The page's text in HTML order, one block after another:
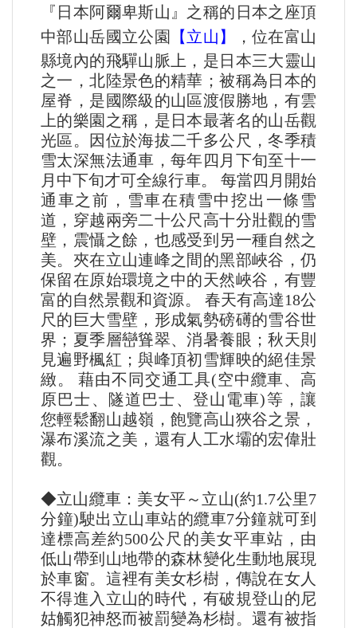
『日本阿爾卑斯山』之稱的日本之座頂
中部山岳國立公園
【立山】
，位在富山
縣境內的飛驒山脈上，是日本三大靈山
之一，北陸景色的精華；被稱為日本的
屋脊，是國際級的山區渡假勝地，有雲
上的樂園之稱，是日本最著名的山岳觀
光區。因位於海拔二千多公尺，冬季積
雪太深無法通車，每年四月下旬至十一
月中下旬才可全線行車。 每當四月開始
通車之前，雪車在積雪中挖出一條雪
道，穿越兩旁二十公尺高十分壯觀的雪
壁，震懾之餘，也感受到另一種自然之
美。夾在立山連峰之間的黑部峽谷，仍
保留在原始環境之中的天然峽谷，有豐
富的自然景觀和資源。 春天有高達18公
尺的巨大雪壁，形成氣勢磅礡的雪谷世
界；夏季層巒聳翠、消暑養眼；秋天則
見遍野楓紅；與峰頂初雪輝映的絕佳景
緻。 藉由不同交通工具(空中纜車、高
原巴士、隧道巴士、登山電車)等，讓
您輕鬆翻山越嶺，飽覽高山狹谷之景，
瀑布溪流之美，還有人工水壩的宏偉壯
觀。
◆立山纜車：美女平～立山(約1.7公里7
分鐘)駛出立山車站的纜車7分鐘就可到
達標高差約500公尺的美女平車站，由
低山帶到山地帶的森林變化生動地展現
於車窗。這裡有美女杉樹，傳說在女人
不得進入立山的時代，有破規登山的尼
姑觸犯神怒而被罰變為杉樹。還有被指